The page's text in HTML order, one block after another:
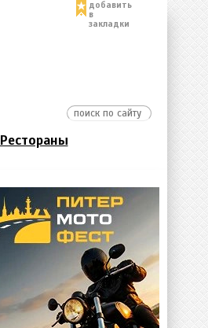
добавить
в
закладки
Рестораны